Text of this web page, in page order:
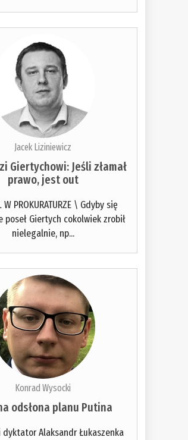
Jacek Liziniewicz
Giertychowi: Jeśli złamał
prawo, jest out
W PROKURATURZE \ Gdyby się
poseł Giertych cokolwiek zrobił
nielegalnie, np...
Konrad Wysocki
odsłona planu Putina
dyktator Alaksandr Łukaszenka